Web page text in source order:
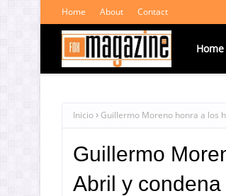
Home About Contact
Home
Inicio Guillermo Moreno honra a los
Guillermo
Abril y